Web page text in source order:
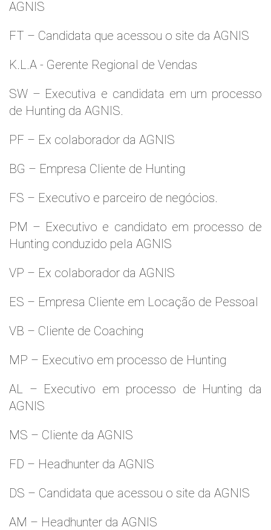
AGNIS
FT – Candidata que acessou o site da AGNIS
K.L.A - Gerente Regional de Vendas
SW – Executiva e candidata em um processo
de Hunting da AGNIS.
PF – Ex colaborador da AGNIS
BG – Empresa Cliente de Hunting
FS – Executivo e parceiro de negócios.
PM – Executivo e candidato em processo de
Hunting conduzido pela AGNIS
VP – Ex colaborador da AGNIS
ES – Empresa Cliente em Locação de Pessoal
VB – Cliente de Coaching
MP – Executivo em processo de Hunting
AL – Executivo em processo de Hunting da
AGNIS
MS – Cliente da AGNIS
FD – Headhunter da AGNIS
DS – Candidata que acessou o site da AGNIS
AM – Headhunter da AGNIS